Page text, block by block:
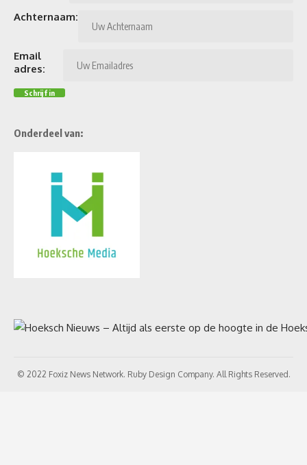
Achternaam:
Email
adres:
Onderdeel van:
© 2022 Foxiz News Network. Ruby Design Company. All Rights Reserved.